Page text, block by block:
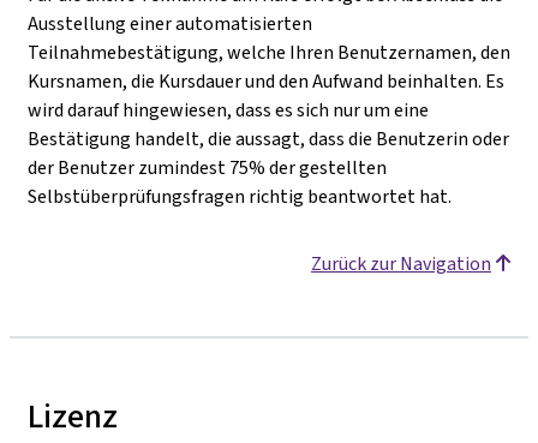
Ausstellung einer automatisierten
Teilnahmebestätigung, welche Ihren Benutzernamen, den
Kursnamen, die Kursdauer und den Aufwand beinhalten. Es
wird darauf hingewiesen, dass es sich nur um eine
Bestätigung handelt, die aussagt, dass die Benutzerin oder
der Benutzer zumindest 75% der gestellten
Selbstüberprüfungsfragen richtig beantwortet hat.
Zurück zur Navigation
Lizenz